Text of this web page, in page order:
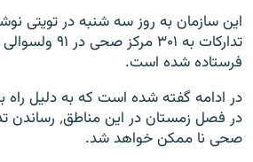
همۀ سایت‌های رادیو آزادی/ رادیو
این سازمان به روز سه شنبه در تویتی
تدارکات به ۳۰۱ مرکز
فرستاده شده است.
در ادامه گفته شده است که به دلیل راه
در فصل زمستان در
صحی نا ممکن خواهد شد.